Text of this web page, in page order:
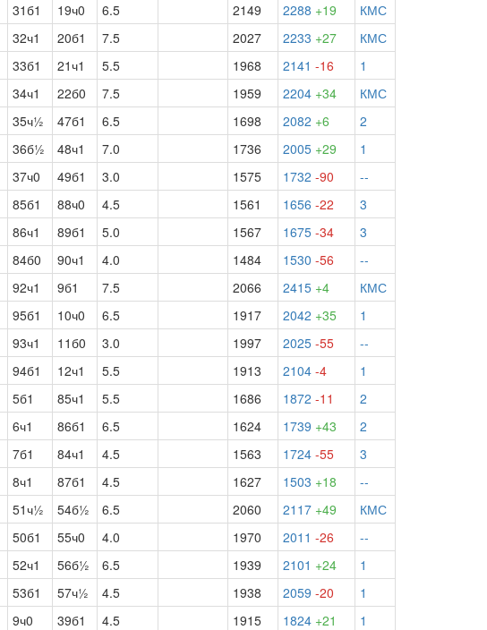
31б1 19ч0 6.5 2149 2288 +19
КМС
32ч1 20б1 7.5 2027 2233 +27
КМС
33б1 21ч1 5.5 1968 2141 -16
1
34ч1 22б0 7.5 1959 2204 +34
КМС
35ч½ 47б1 6.5 1698 2082 +6
2
36б½ 48ч1 7.0 1736 2005 +29
1
37ч0 49б1 3.0 1575 1732 -90
--
85б1 88ч0 4.5 1561 1656 -22
3
86ч1 89б1 5.0 1567 1675 -34
3
84б0 90ч1 4.0 1484 1530 -56
--
92ч1 9б1 7.5 2066 2415 +4
КМС
95б1 10ч0 6.5 1917 2042 +35
1
93ч1 11б0 3.0 1997 2025 -55
--
94б1 12ч1 5.5 1913 2104 -4
1
5б1 85ч1 5.5 1686 1872 -11
2
6ч1 86б1 6.5 1624 1739 +43
2
7б1 84ч1 4.5 1563 1724 -55
3
8ч1 87б1 4.5 1627 1503 +18
--
51ч½ 54б½ 6.5 2060 2117 +49
КМС
50б1 55ч0 4.0 1970 2011 -26
--
52ч1 56б½ 6.5 1939 2101 +24
1
53б1 57ч½ 4.5 1938 2059 -20
1
9ч0 39б1 4.5 1915 1824 +21
1